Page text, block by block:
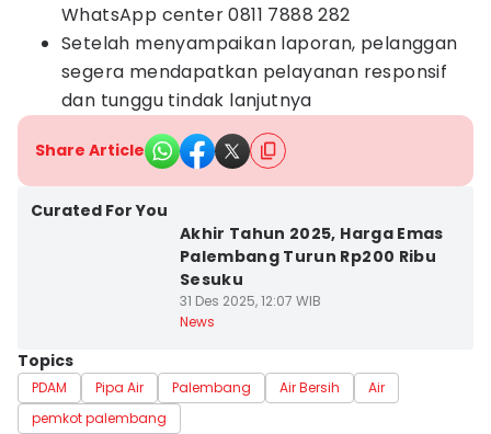
WhatsApp center 0811 7888 282
Setelah menyampaikan laporan, pelanggan
segera mendapatkan pelayanan responsif
dan tunggu tindak lanjutnya
Share Article
Curated For You
Akhir Tahun 2025, Harga Emas
Palembang Turun Rp200 Ribu
Sesuku
31 Des 2025, 12:07 WIB
News
Topics
PDAM Pipa Air Palembang Air Bersih
Air
pemkot palembang